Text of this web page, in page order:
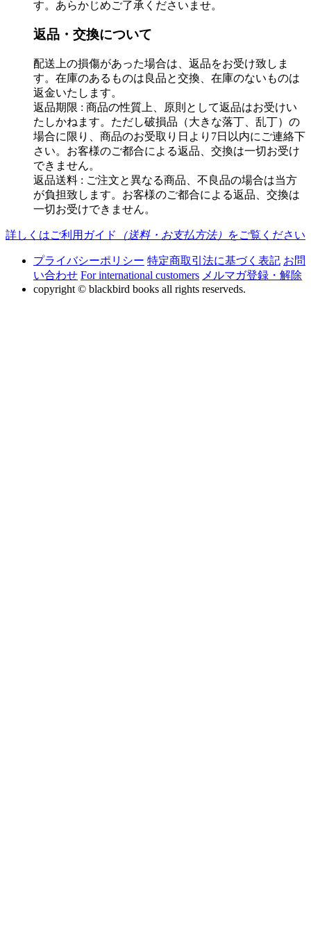
す。あらかじめご了承くださいませ。
返品・交換について
配送上の損傷があった場合は、返品をお受け致しま
す。在庫のあるものは良品と交換、在庫のないものは
返金いたします。
返品期限 : 商品の性質上、原則として返品はお受けい
たしかねます。ただし破損品（大きな落丁、乱丁）の
場合に限り、商品のお受取り日より7日以内にご連絡下
さい。お客様のご都合による返品、交換は一切お受け
できません。
返品送料 : ご注文と異なる商品、不良品の場合は当方
が負担致します。お客様のご都合による返品、交換は
一切お受けできません。
詳しくはご利用ガイド （送料・お支払方法） をご覧ください
プライバシーポリシー 特定商取引法に基づく表記 お問
い合わせ For international customers メルマガ登録・解除
copyright © blackbird books all rights reserveds.